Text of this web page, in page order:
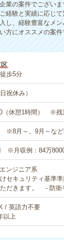
業の案件でござい
経験と実績に応じ
し、経験豊富なメ
方にオススメの案
歩5分
祝休み）
（休憩1時間） ※残
※8月～、9月～など
※月収例：84万8000
ンジニア系
けセキュリティ基準
ただきます。 - 防衛
/ 英語力不要
以上